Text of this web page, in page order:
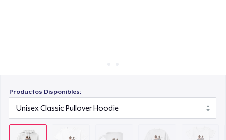
Productos Disponibles:
Classic Long Sleeve Tee